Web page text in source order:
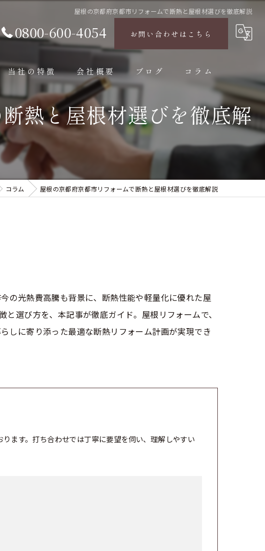
屋根の京都府京都市リフォームで断熱と屋根材選びを徹底解説
0800-600-4054 お問い合わせはこちら
当社の特徴
内装
外壁
外構
水回り
会社概要 ブログ コラム
熱と屋根材選びを徹底解
コラム 屋根の京都府京都市リフォームで断熱と屋根材選びを徹底解説
の光熱費高騰も背景に、断熱性能や軽量化に優れた屋
選び方を、本記事が徹底ガイド。屋根リフォームで、
しに寄り添った最適な断熱リフォーム計画が実現でき
ます。打ち合わせでは丁寧に要望を伺い、理解しやすい